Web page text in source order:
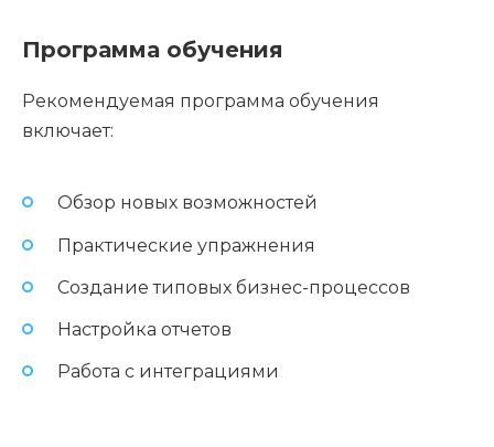
Программа обучения
Рекомендуемая программа обучения
включает:
Обзор новых возможностей
Практические упражнения
Создание типовых бизнес-процессов
Настройка отчетов
Работа с интеграциями